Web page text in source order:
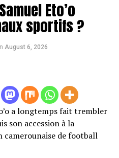
Eto’o
sportifs ?
August 6, 2026
a longtemps fait trembler
son accession à la
camerounaise de football